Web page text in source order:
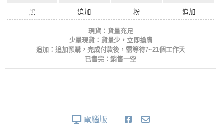
黑 追加 粉 追加
現貨：貨量充足
少量現貨：貨量少，立即搶購
追加：追加預購，完成付款後，需等待7~21個工作天
已售完：銷售一空
電腦版